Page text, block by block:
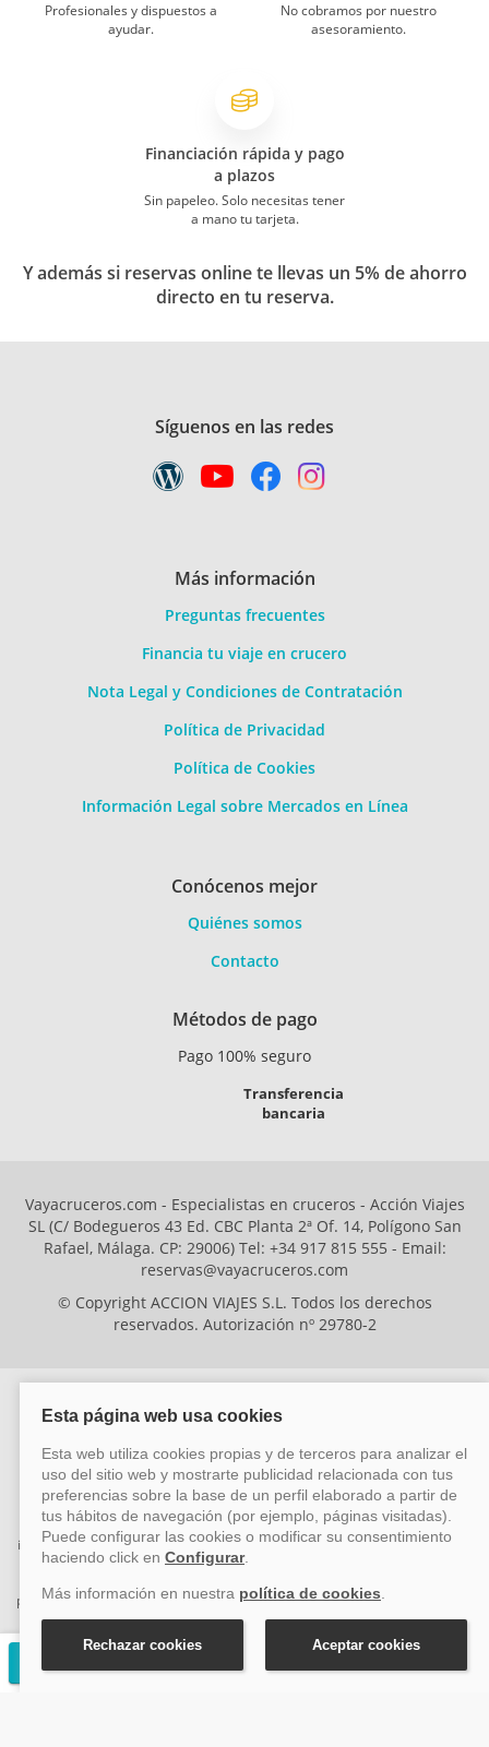
Profesionales y dispuestos a
ayudar.
No cobramos por nuestro
asesoramiento.
Financiación rápida y pago
a plazos
Sin papeleo. Solo necesitas tener
a mano tu tarjeta.
Y además si reservas online te llevas un 5% de ahorro
directo en tu reserva.
Síguenos en las redes
Más información
Preguntas frecuentes
Financia tu viaje en crucero
Nota Legal y Condiciones de Contratación
Política de Privacidad
Política de Cookies
Información Legal sobre Mercados en Línea
Conócenos mejor
Quiénes somos
Contacto
Métodos de pago
Pago 100% seguro
Transferencia
bancaria
Vayacruceros.com - Especialistas en cruceros - Acción Viajes
SL (C/ Bodegueros 43 Ed. CBC Planta 2ª Of. 14, Polígono San
Rafael, Málaga. CP: 29006) Tel: +34 917 815 555 - Email:
reservas@vayacruceros.com
© Copyright ACCION VIAJES S.L. Todos los derechos
reservados. Autorización nº 29780-2
ACCION VIAJES SL ha sido beneficiaria del Fondo Europeo de Desarrollo
Regional (FEDER), cuyo objetivo es mejorar la competitividad de las pymes
mediante el impulso de la innovación, el desarrollo tecnológico, la
investigación de calidad y el uso seguro y fiable del ciberespacio. Gracias a
esta financiación, la empresa ha puesto en marcha un Plan de Acción
promoviendo la innovación y la ciberseguridad. Para ello, ha contado con el
apoyo de los programas Pyme Innova y Pyme Cibersegura de la Cámara
de Comercio de Málaga. #EuropaSeSiente